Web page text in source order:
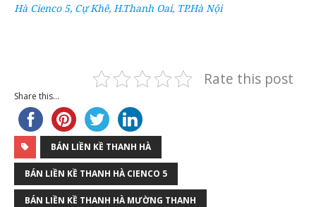
Hà Cienco 5, Cự Khê, H.Thanh Oai, TP.Hà Nội
Rate this post
Share this...
BÁN LIỀN KỀ THANH HÀ
BÁN LIỀN KỀ THANH HÀ CIENCO 5
BÁN LIỀN KỀ THANH HÀ MƯỜNG THANH